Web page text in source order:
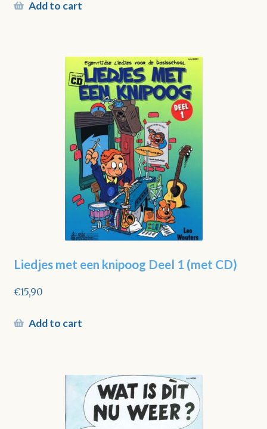
Add to cart
Liedjes met een knipoog Deel 1 (met CD)
€15,90
Add to cart